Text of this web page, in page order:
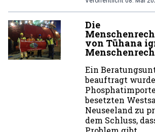
Die
von Tūhana
Ein
beauftragt
besetzten
Neuseeland zu
dem Schluss,